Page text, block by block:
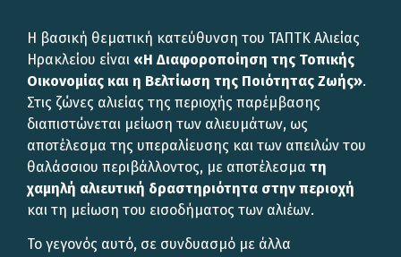
Η βασική θεματική κατεύθυνση του ΤΑΠΤΚ Αλιείας
Ηρακλείου είναι «Η Διαφοροποίηση της Τοπικής
Οικονομίας και η Βελτίωση της Ποιότητας Ζωής».
Στις ζώνες αλιείας της περιοχής παρέμβασης
διαπιστώνεται μείωση των αλιευμάτων, ως
αποτέλεσμα της υπεραλίευσης και των απειλών του
θαλάσσιου περιβάλλοντος, με αποτέλεσμα τη
χαμηλή αλιευτική δραστηριότητα στην περιοχή
και τη μείωση του εισοδήματος των αλιέων.
Το γεγονός αυτό, σε συνδυασμό με άλλα